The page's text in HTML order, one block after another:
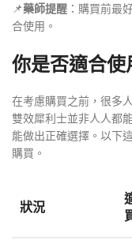
📌藥師提醒 ：購買前最
合使用。
你是否適合使
在考慮購買之前，很多
雙效犀利士並非人人都
能做出正確選擇。以下
購買。
狀況